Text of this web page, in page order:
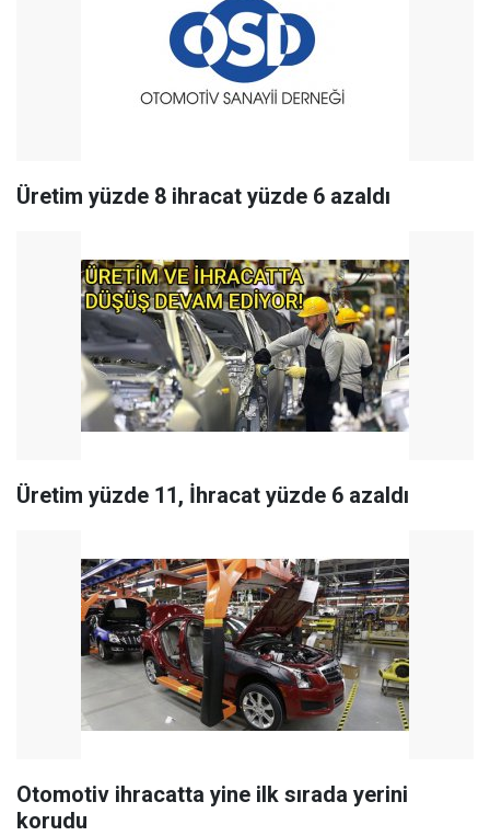
Üretim yüzde 8 ihracat yüzde 6 azaldı
Üretim yüzde 11, İhracat yüzde 6 azaldı
Otomotiv ihracatta yine ilk sırada yerini
korudu